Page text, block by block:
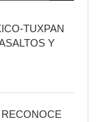
TUXPAN
Y